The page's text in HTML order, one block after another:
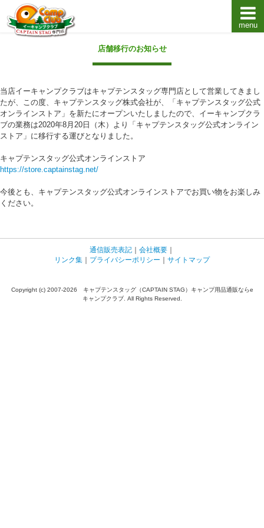
キャプテンスタッグキャンプ用品通販店【eキャンプ
menu
店舗移行のお知らせ
当店イーキャンプクラブはキャプテンスタッグ専門店として営業してきまし
たが、この度、キャプテンスタッグ株式会社が、「キャプテンスタッグ公式
オンラインストア」を新たにオープンいたしましたので、イーキャンプクラ
ブの業務は2020年8月20日（木）より「キャプテンスタッグ公式オンライン
ストア」に移行する運びとなりました。
キャプテンスタッグ公式オンラインストア
https://store.captainstag.net/
今後とも、キャプテンスタッグ公式オンラインストアでお買い物をお楽しみ
ください。
通信販売表記 ｜ 会社概要 ｜
リンク集 ｜ プライバシーポリシー ｜ サイトマップ
Copyright (c) 2007-2026 キャプテンスタッグ（CAPTAIN STAG）キャンプ用品通販ならe
キャンプクラブ. All Rights Reserved.